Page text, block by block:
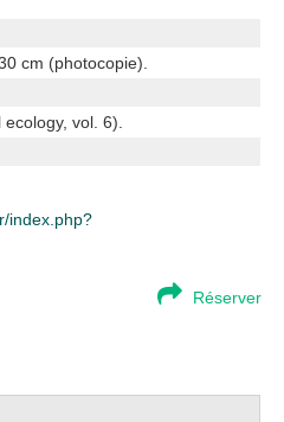
cm (photocopie).
vol. 6).
index.php?
Réserver